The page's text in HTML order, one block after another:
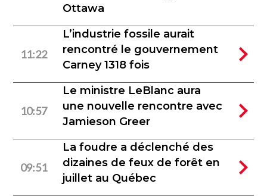
Ottawa
11:22
L’industrie fossile aurait
rencontré le gouvernement
Carney 1318 fois
10:57
Le ministre LeBlanc aura
une nouvelle rencontre avec
Jamieson Greer
09:51
La foudre a déclenché des
dizaines de feux de forêt en
juillet au Québec